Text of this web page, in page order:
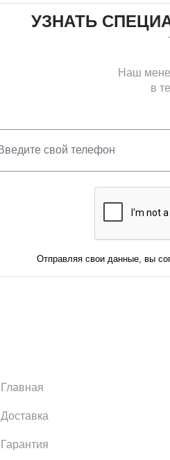
УЗНАТЬ
Наш
в
Отправляя свои данные, вы
Главная
Доставка
Гарантия